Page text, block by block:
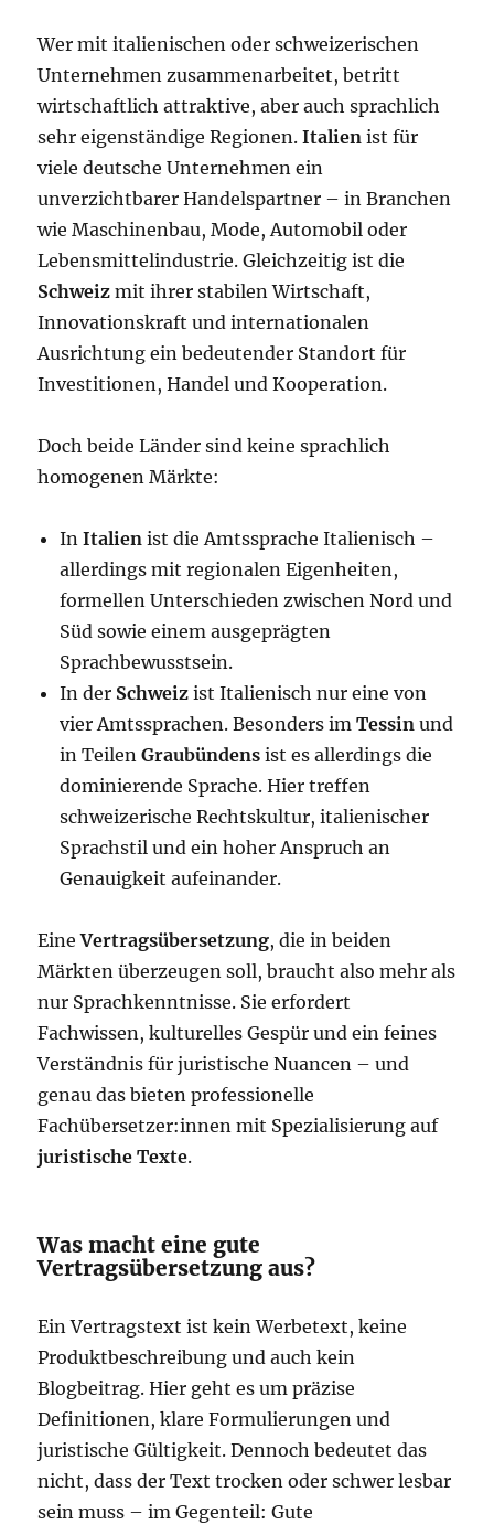
Wer mit italienischen oder schweizerischen
Unternehmen zusammenarbeitet, betritt
wirtschaftlich attraktive, aber auch sprachlich
sehr eigenständige Regionen.Italien ist für
viele deutsche Unternehmen ein
unverzichtbarer Handelspartner – in Branchen
wie Maschinenbau, Mode, Automobil oder
Lebensmittelindustrie. Gleichzeitig ist die
Schweiz mit ihrer stabilen Wirtschaft,
Innovationskraft und internationalen
Ausrichtung ein bedeutender Standort für
Investitionen, Handel und Kooperation.
Doch beide Länder sind keine sprachlich
homogenen Märkte:
InItalien ist die Amtssprache Italienisch –
allerdings mit regionalen Eigenheiten,
formellen Unterschieden zwischen Nord und
Süd sowie einem ausgeprägten
Sprachbewusstsein.
In der Schweiz ist Italienisch nur eine von
vier Amtssprachen. Besonders imTessin und
in TeilenGraubündens ist es allerdings die
dominierende Sprache. Hier treffen
schweizerische Rechtskultur, italienischer
Sprachstil und ein hoher Anspruch an
Genauigkeit aufeinander.
EineVertragsübersetzung, die in beiden
Märkten überzeugen soll, braucht also mehr als
nur Sprachkenntnisse. Sie erfordert
Fachwissen, kulturelles Gespür und ein feines
Verständnis für juristische Nuancen – und
genau das bieten professionelle
Fachübersetzer:innen mit Spezialisierung auf
juristische Texte.
Was macht eine gute
Vertragsübersetzung aus?
Ein Vertragstext ist kein Werbetext, keine
Produktbeschreibung und auch kein
Blogbeitrag. Hier geht es um präzise
Definitionen, klare Formulierungen und
juristische Gültigkeit. Dennoch bedeutet das
nicht, dass der Text trocken oder schwer lesbar
sein muss – im Gegenteil: Gute